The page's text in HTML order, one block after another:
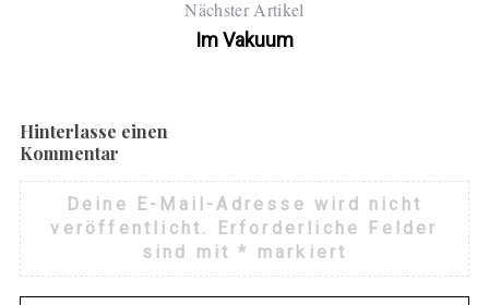
Nächster Artikel
Im Vakuum
Hinterlasse einen
Kommentar
Deine E-Mail-Adresse wird nicht
veröffentlicht.
Erforderliche Felder
sind mit* markiert